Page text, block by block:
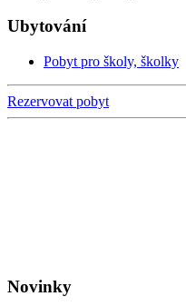
Ubytování
Pobyt pro školy, školky
Rezervovat pobyt
Novinky